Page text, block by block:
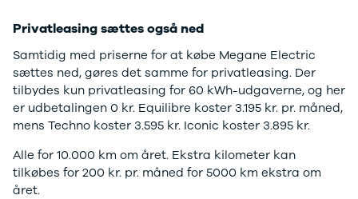
Privatleasing sættes også ned
Samtidig med priserne for at købe Megane Electric
sættes ned, gøres det samme for privatleasing. Der
tilbydes kun privatleasing for 60 kWh-udgaverne, og her
er udbetalingen 0 kr. Equilibre koster 3.195 kr. pr. måned,
mens Techno koster 3.595 kr. Iconic koster 3.895 kr.
Alle for 10.000 km om året. Ekstra kilometer kan
tilkøbes for 200 kr. pr. måned for 5000 km ekstra om
året.